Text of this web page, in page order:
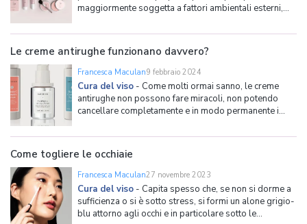
maggiormente soggetta a fattori ambientali esterni,
motivo, la pelle del viso è anche quella in cui sono più
evidenti i primi segni dell'invecchiamento cutane
Le creme antirughe funzionano davvero?
Francesca Maculan9 febbraio 2024
Cura del viso - Come molti ormai sanno, le creme
antirughe non possono fare miracoli, non potendo
cancellare completamente e in modo permanente i
però, può senza dubbio offrire numerosi benefici alla
pelle, tra cui renderla più idratata, luminosa, compatta
e c
Come togliere le occhiaie
Francesca Maculan27 novembre 2023
Cura del viso - Capita spesso che, se non si dorme a
sufficienza o si è sotto stress, si formi un alone grigio-
blu attorno agli occhi e in particolare sotto le